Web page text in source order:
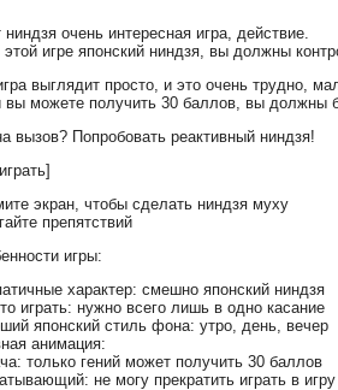
очень интересная игра, действие.
игре японский ниндзя, вы должны
выглядит просто, и это очень трудно,
вы можете получить 30 баллов, вы должны
вызов? Попробовать реактивный ниндзя!
экран, чтобы сделать ниндзя муху
препятствий
игры:
характер: смешно японский ниндзя
играть: нужно всего лишь в одно касание
японский стиль фона: утро, день, вечер
анимация:
только гений может получить 30 баллов
не могу прекратить играть в игру